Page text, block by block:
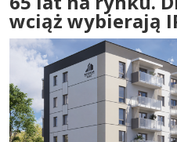
wciąż wybierają